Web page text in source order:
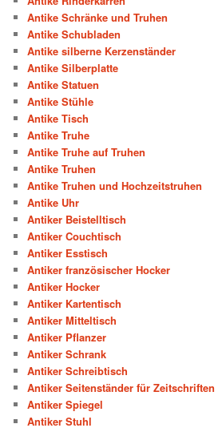
Antike Schränke und Truhen
Antike Schubladen
Antike silberne Kerzenständer
Antike Silberplatte
Antike Statuen
Antike Stühle
Antike Tisch
Antike Truhe
Antike Truhe auf Truhen
Antike Truhen
Antike Truhen und Hochzeitstruhen
Antike Uhr
Antiker Beistelltisch
Antiker Couchtisch
Antiker Esstisch
Antiker französischer Hocker
Antiker Hocker
Antiker Kartentisch
Antiker Mitteltisch
Antiker Pflanzer
Antiker Schrank
Antiker Schreibtisch
Antiker Seitenständer für Zeitschriften
Antiker Spiegel
Antiker Stuhl